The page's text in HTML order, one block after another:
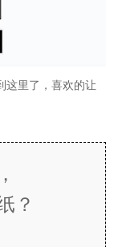
这里了，喜欢的让
？